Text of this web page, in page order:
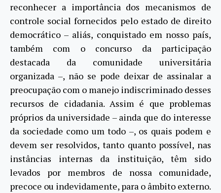
reconhecer a importância dos mecanismos de
controle social fornecidos pelo estado de direito
democrático – aliás, conquistado em nosso país,
também com o concurso da participação
destacada da comunidade universitária
organizada –, não se pode deixar de assinalar a
preocupação com o manejo indiscriminado desses
recursos de cidadania. Assim é que problemas
próprios da universidade – ainda que do interesse
da sociedade como um todo –, os quais podem e
devem ser resolvidos, tanto quanto possível, nas
instâncias internas da instituição, têm sido
levados por membros de nossa comunidade,
precoce ou indevidamente, para o âmbito externo.